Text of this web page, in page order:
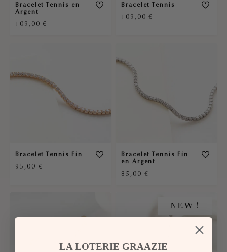
Bracelet Tennis en
Argent
109,00€
Bracelet Tennis
109,00€
Bracelet Tennis Fin
95,00 €
Bracelet Tennis Fin
en Argent
85,00 €
NEW !
LA LOTERIE GRAAZIE